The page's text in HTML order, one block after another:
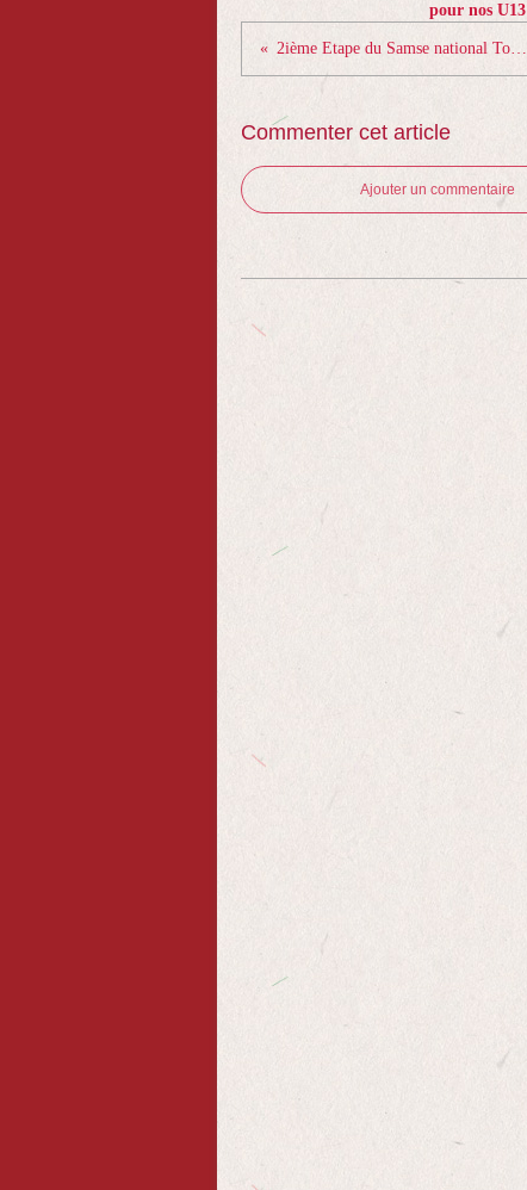
pour nos U13
2ième Etape du Samse national Tour Biathlon à Bessans
Commenter cet article
Ajouter un commentaire